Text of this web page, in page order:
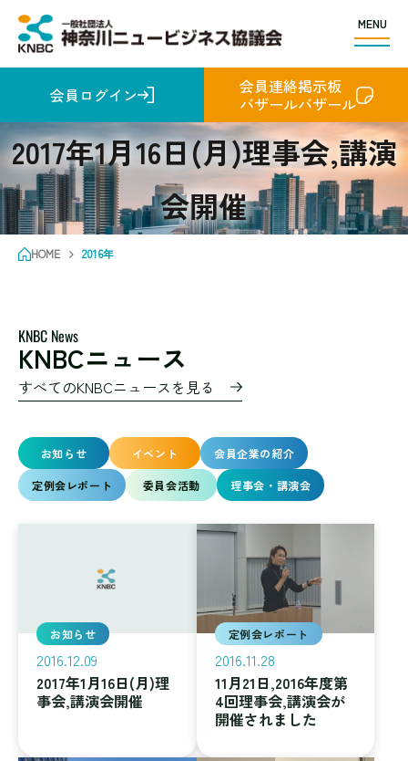
MENU
会員ログイン
会員連絡掲示板
バザールバザール
2017年1月16日(月)理事会,講演
会開催
HOME 2016年
KNBC News
KNBCニュース
すべてのKNBCニュースを見る
お知らせ イベント 会員企業の紹介
定例会レポート 委員会活動 理事会・講演会
お知らせ
2016.12.09
2017年1月16日(月)理
事会,講演会開催
定例会レポート
2016.11.28
11月21日,2016年度第
4回理事会,講演会が
開催されました